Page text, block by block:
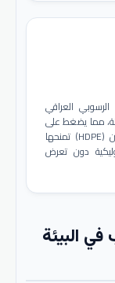
العراقي
مما يضغط على
شبكات الأنابيب المدفونة. مرونة أنابيب البولي إيثيلين (HDPE) تمنحها
دون تعرض
في البيئة